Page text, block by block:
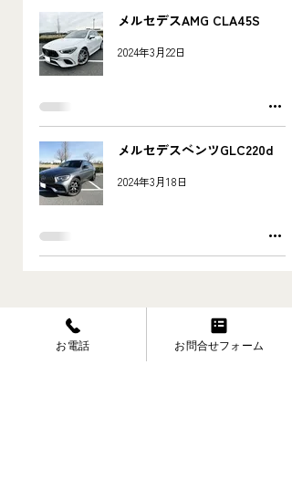
メルセデスAMG CLA45S
2024年3月22日
メルセデスベンツGLC220d
2024年3月18日
お電話 お問合せフォーム